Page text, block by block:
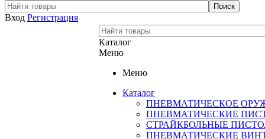
Вход Регистрация
Каталог
Меню
Меню
Каталог
ПНЕВМАТИЧЕСКОЕ
ПНЕВМАТИЧЕСКИЕ
СТРАЙКБОЛЬНЫЕ
ПНЕВМАТИЧЕСКИЕ